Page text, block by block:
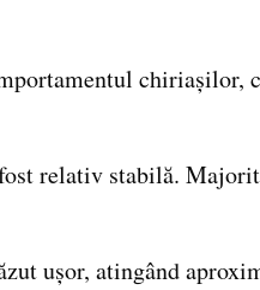
chiriașilor,
relativ stabilă.
ușor, atingând